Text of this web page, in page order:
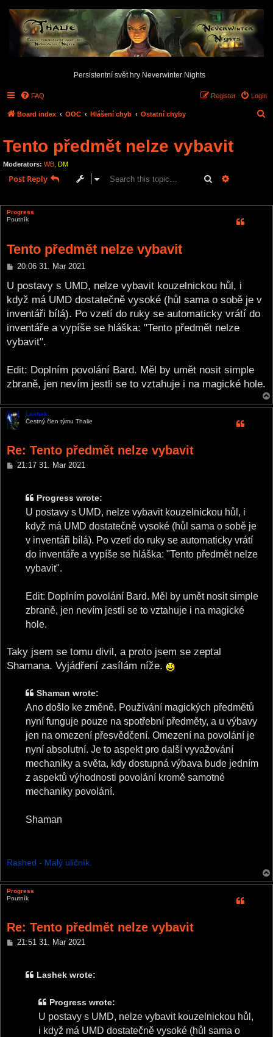
Persistentní svět hry Neverwinter Nights
FAQ Login
Register
Board index OOC Hlášení chyb Ostatní chyby
Tento předmět nelze vybavit
Moderators: WB DM
Post Reply Search
Progress
Poutník
Tento předmět nelze vybavit
P
s
20:06 31. Mar 2021
U postavy s UMD, nelze vybavit kouzelnickou hůl, i
když má UMD dostatečně vysoké (hůl sama o sobě je v
inventáři bílá). Po vzetí do ruky se automaticky vrátí do
inventáře a vypíše se hláška: "Tento předmět nelze
vybavit".
Edit: Doplním povolání Bard. Měl by umět nosit simple
zbraně, jen nevím jestli se to vztahuje i na magické hole.
Lashek
Čestný člen týmu Thalie
Re: Tento předmět nelze vybavit
P
21:17 31. Mar 2021
Progress wrote:
U postavy s UMD, nelze vybavit kouzelnickou hůl, i
když má UMD dostatečně vysoké (hůl sama o sobě je
v inventáři bílá). Po vzetí do ruky se automaticky vrátí
do inventáře a vypíše se hláška: "Tento předmět nelze
vybavit".
Edit: Doplním povolání Bard. Měl by umět nosit simple
zbraně, jen nevím jestli se to vztahuje i na magické
hole.
Taky jsem se tomu divil, a proto jsem se zeptal
Shamana. Vyjádření zasílám níže.
Shaman wrote:
Ano došlo ke změně. Používání magických předmětů
nyní funguje pouze na spotřební předměty, a u výbavy
jen na omezení přesvědčení. Omezení na povolání je
nyní absolutní. Je to aspekt pro další vyvažování
mechaniky a světa, kdy dostupná výbava bude jedním
z aspektů výhodnosti povolání kromě samotné
mechaniky povolání.
Shaman
Rashed - Malý uličník.
Progress
Poutník
Re: Tento předmět nelze vybavit
P
21:51 31. Mar 2021
Lashek wrote:
Progress wrote:
U postavy s UMD, nelze vybavit kouzelnickou hůl,
i když má UMD dostatečně vysoké (hůl sama o